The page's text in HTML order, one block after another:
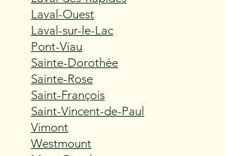
Laval-Ouest
Laval-sur-le-Lac
Pont-Viau
Sainte-Dorothée
Sainte-Rose
Saint-François
Saint-Vincent-de-Paul
Vimont
Westmount